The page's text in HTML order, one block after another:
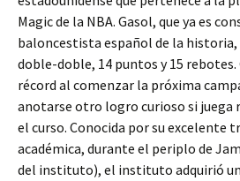
Magic de la NBA. Gasol, que ya es
baloncestista español de la historia,
doble-doble, 14 puntos y 15
récord al comenzar la próxima
anotarse otro logro curioso si juega
el curso. Conocida por su excelente
académica, durante el periplo de
del instituto), el instituto adquirió